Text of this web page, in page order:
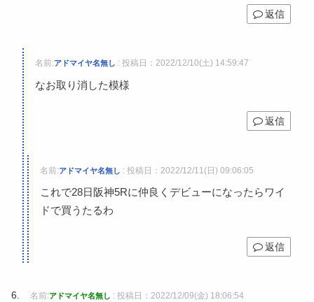
返信
名前:アドマイヤ名無し : 投稿日：2022/12/10(土) 14:59:47
なお取り消した模様
返信
名前:アドマイヤ名無し : 投稿日：2022/12/11(日) 09:06:05
これで28日阪神5Rに仲良くデビューになったらワイ
ドで買うたるわ
返信
名前:アドマイヤ名無し : 投稿日：2022/12/09(金) 18:06:54